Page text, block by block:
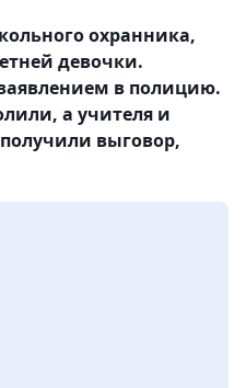
охранника,
девочки.
в полицию.
а учителя и
выговор,